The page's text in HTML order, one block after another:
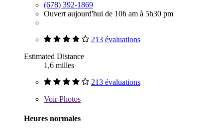
(678) 392-1869
Ouvert aujourd'hui de 10h am à 5h30 pm
213 évaluations
Estimated Distance
1,6 milles
213 évaluations
VoirPhotos
Heures normales